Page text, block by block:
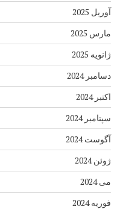
آوریل 2025
مارس 2025
ژانویه 2025
دسامبر 2024
اکتبر 2024
سپتامبر 2024
آگوست 2024
ژوئن 2024
می 2024
فوریه 2024